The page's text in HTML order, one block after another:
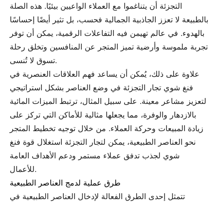
التجزئة أن يتناغموا مع العملاء الواعيين بيئيًا. هذه الصلة
بالطبيعة لا تعزز الجاذبية الجمالية فحسب، بل تثير أيضًا إحساسًا
بالهدوء. في عالم تهيمن فيه التفاعلات الرقمية، يمكن أن توفر
تجربة ملموسة وأرضية تميز المتجر عن المنافسين وتخلق رحلة
تسوق لا تُنسى.
علاوة على ذلك، يُمكن أن يساعد فهم العلاقات العنصرية في
فنغ شوي تجار التجزئة في وضع العناصر بشكل استراتيجي
لتعزيز مشاعر معينة. على سبيل المثال، ترتبط الميزات المائية
بالازدهار والوفرة، مما يجعلها مثالية للأماكن التي تركز على
زيادة المبيعات وحركة العملاء. من خلال توجيه تخطيط المتجر
نحو العناصر الطبيعية، يمكن لتجار التجزئة استغلال قوة فنغ
شوي لجذب تدفق عملاء مستمر ودعم الأهداف العامة
للأعمال.
طرق عملية لدمج العناصر الطبيعية
تتمثل إحدى الطرق الفعالة لإدخال العناصر الطبيعية في